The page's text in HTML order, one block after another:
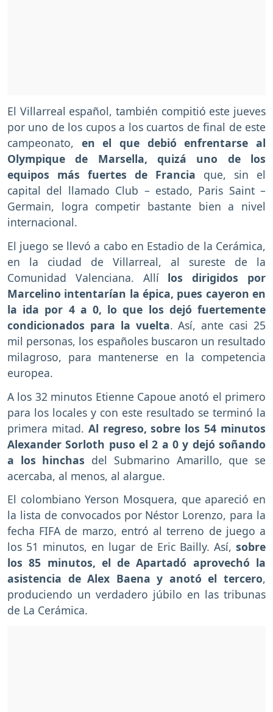
El Villarreal español, también compitió este jueves
por uno de los cupos a los cuartos de final de este
campeonato, en el que debió enfrentarse al
Olympique de Marsella, quizá uno de los
equipos más fuertes de Francia que, sin el
capital del llamado Club – estado, Paris Saint –
Germain, logra competir bastante bien a nivel
internacional.
El juego se llevó a cabo en Estadio de la Cerámica,
en la ciudad de Villarreal, al sureste de la
Comunidad Valenciana. Allí los dirigidos por
Marcelino intentarían la épica, pues cayeron en
la ida por 4 a 0, lo que los dejó fuertemente
condicionados para la vuelta. Así, ante casi 25
mil personas, los españoles buscaron un resultado
milagroso, para mantenerse en la competencia
europea.
A los 32 minutos Etienne Capoue anotó el primero
para los locales y con este resultado se terminó la
primera mitad. Al regreso, sobre los 54 minutos
Alexander Sorloth puso el 2 a 0 y dejó soñando
a los hinchas del Submarino Amarillo, que se
acercaba, al menos, al alargue.
El colombiano Yerson Mosquera, que apareció en
la lista de convocados por Néstor Lorenzo, para la
fecha FIFA de marzo, entró al terreno de juego a
los 51 minutos, en lugar de Eric Bailly. Así, sobre
los 85 minutos, el de Apartadó aprovechó la
asistencia de Alex Baena y anotó el tercero,
produciendo un verdadero júbilo en las tribunas
de La Cerámica.